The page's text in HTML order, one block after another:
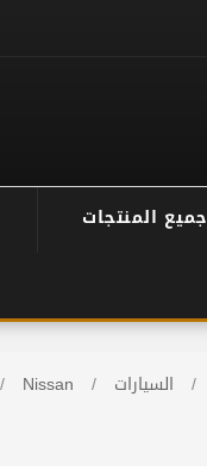
جميع المنتجات
/ السيارات /
Nissan
/